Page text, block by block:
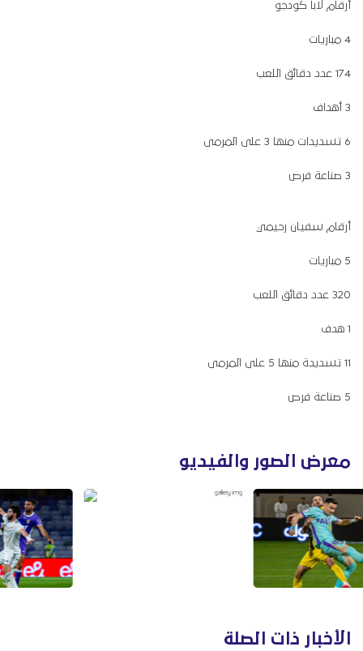
أرقام لابا كودجو
4 مباريات
174 عدد دقائق اللعب
3 أهداف
6 تسديدات منها 3 على المرمى
3 صناعة فرص
أرقام سفيان رحيمي
5 مباريات
320 عدد دقائق اللعب
1 هدف
11 تسديدة منها 5 على المرمى
5 صناعة فرص
معرض الصور والفيديو
الأخبار ذات الصلة